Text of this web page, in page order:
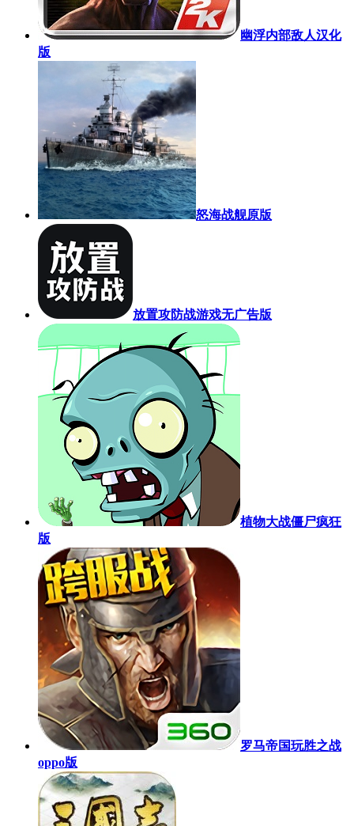
幽浮内部敌人汉化
版
怒海战舰原版
放置攻防战游戏无广告版
植物大战僵尸疯狂
版
罗马帝国玩胜之战
oppo版